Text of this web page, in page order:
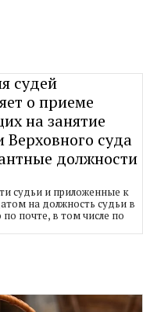
судей
о приеме
на занятие
суда
должности
судьи и приложенные к
на должность судьи в
почте, в том числе по